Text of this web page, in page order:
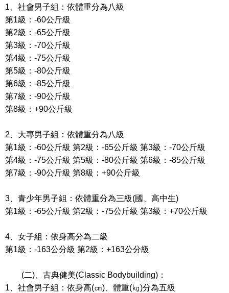
1、社會男子組：依體重分為八級
第1級：-60公斤級
第2級：-65公斤級
第3級：-70公斤級
第4級：-75公斤級
第5級：-80公斤級
第6級：-85公斤級
第7級：-90公斤級
第8級：+90公斤級
2、大專男子組：依體重分為八級
第1級：-60公斤級 第2級：-65公斤級 第3級：-70公斤級
第4級：-75公斤級 第5級：-80公斤級 第6級：-85公斤級
第7級：-90公斤級 第8級：+90公斤級
3、青少年男子組：依體重分為三級(國、高中生)
第1級：-65公斤級 第2級：-75公斤級 第3級：+70公斤級
4、女子組：依身高分為二級
第1級：-163公分級 第2級：+163公分級
(二)、古典健美(Classic Bodybuilding)：
1、社會男子組：依身高(㎝)、體重(㎏)分為五級